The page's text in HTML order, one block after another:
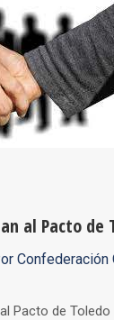
al Pacto de
Confederación
Pacto de